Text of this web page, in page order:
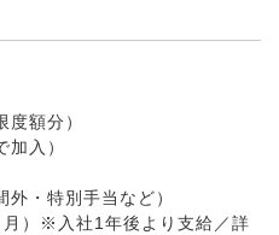
額分）
入）
・特別手当など）
）※入社1年後より支給／詳